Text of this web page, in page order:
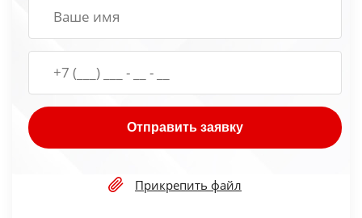
Отправить заявку
Прикрепить файл